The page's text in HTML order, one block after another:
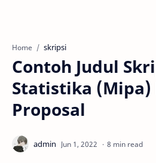
Home skripsi
Contoh Judul
Statistika
Proposal
8 min read